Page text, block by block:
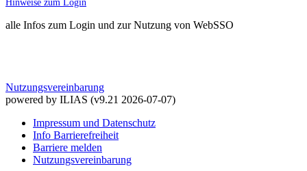
Hinweise zum Login
alle Infos zum Login und zur Nutzung von WebSSO
Nutzungsvereinbarung
powered by ILIAS (v9.21 2026-07-07)
Impressum und Datenschutz
Info Barrierefreiheit
Barriere melden
Nutzungsvereinbarung